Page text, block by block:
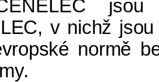
v nichž
normě